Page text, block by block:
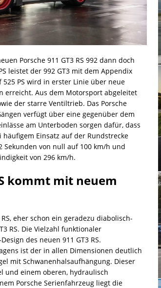
Porsche 911 GT3 RS 992 dann doch
leistet der 992 GT3 mit dem Appendix
525 PS wird in erster Linie über neue
erreicht. Aus dem Motorsport abgeleitet
der starre Ventiltrieb. Das Porsche
verfügt über eine gegenüber dem
am Unterboden sorgen dafür, dass
Einsatz auf der Rundstrecke
Sekunden von null auf 100 km/h und
von 296 km/h.
kommt mit neuem
eher schon ein geradezu diabolisch-
RS. Die Vielzahl funktionaler
des neuen 911 GT3 RS.
ist der in allen Dimensionen deutlich
mit Schwanenhalsaufhängung. Dieser
und einem oberen, hydraulisch
Porsche Serienfahrzeug liegt die